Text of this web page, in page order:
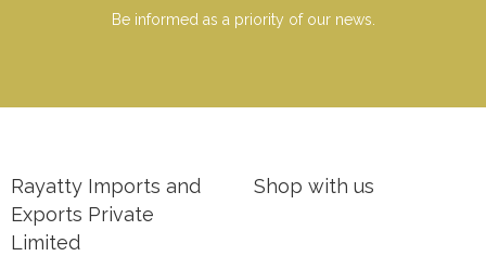
Be informed as a priority of our news.
Rayatty Imports and
Exports Private
Limited
Shop with us